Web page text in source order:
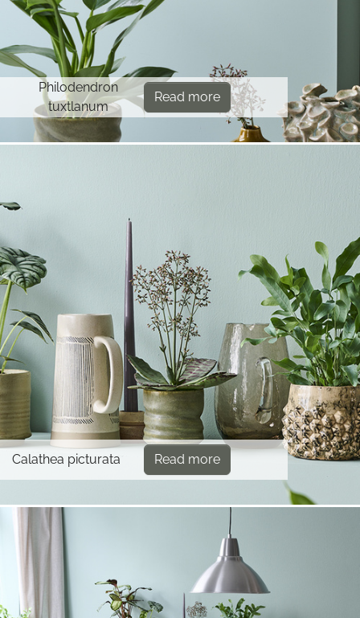
Philodendron
tuxtlanum
Read more
Calathea picturata Read more